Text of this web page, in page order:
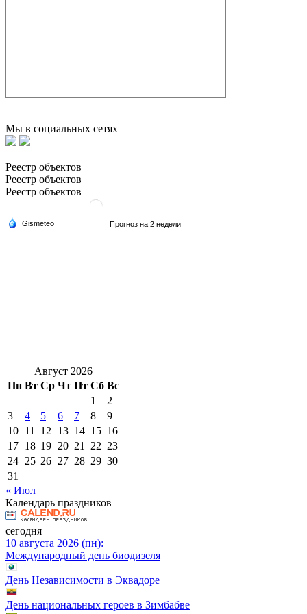
Мы в социальных сетях
Реестр объектов
Реестр объектов
Реестр объектов
Август 2026
Пн Вт Ср Чт Пт Сб Вс
1
2
3
4 5 6 7 8
9
10 11 12 13 14 15 16
17 18 19 20 21 22 23
24 25 26 27 28 29 30
31
« Июл
Календарь праздников
сегодня
10 августа 2026 (пн):
Международный день биодизеля
День Независимости в Эквадоре
День национальных героев в Зимбабве